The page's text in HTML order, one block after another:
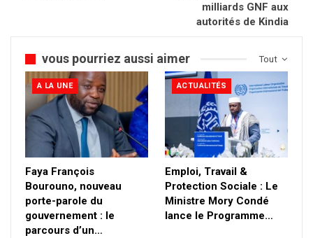
milliards GNF aux
autorités de Kindia
Tout
vous pourriez aussi aimer
A LA UNE
Faya François
Bourouno, nouveau
porte-parole du
gouvernement : le
parcours d’un…
ACTUALITÉS
Emploi, Travail &
Protection Sociale : Le
Ministre Mory Condé
lance le Programme…